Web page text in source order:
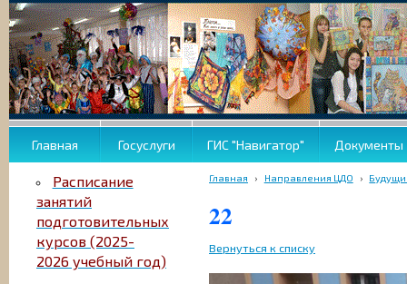
Главная Госуслуги ГИС "Навигатор" Документы
Расписание
занятий
подготовительных
курсов (2025-
2026 учебный год)
Главная › Направления ЦДО ›
22
Вернуться к списку